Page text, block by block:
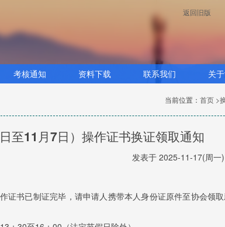
返回旧版
考核通知 资料下载 联系我们 关
首页 >
当前位置：
至11月7日）操作证书换证领取通知
发表于 2025-11-17(周一
证书已制证完毕，请申请人携带本人身份证原件至协会领